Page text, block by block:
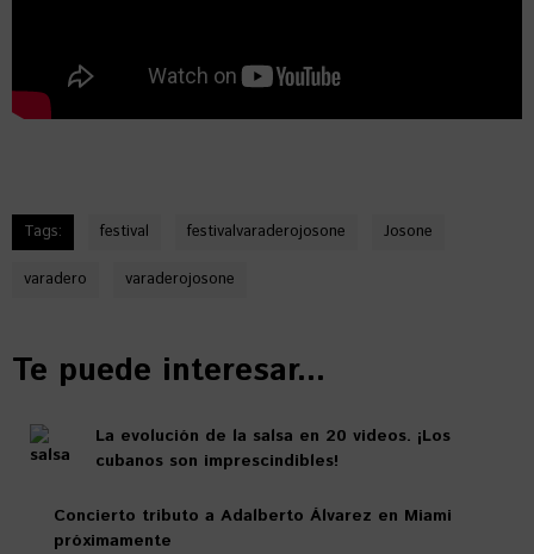
Tags: festival festivalvaraderojosone Josone
varadero varaderojosone
Te puede interesar...
La evolución de la salsa en 20 videos. ¡Los
cubanos son imprescindibles!
Concierto tributo a Adalberto Álvarez en Miami
próximamente